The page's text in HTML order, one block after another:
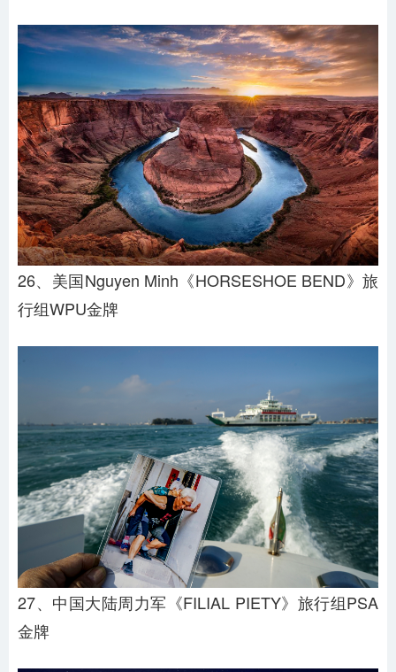
26、美国Nguyen Minh《HORSESHOE BEND》旅
行组WPU金牌
27、中国大陆周力军《FILIAL PIETY》旅行组PSA
金牌